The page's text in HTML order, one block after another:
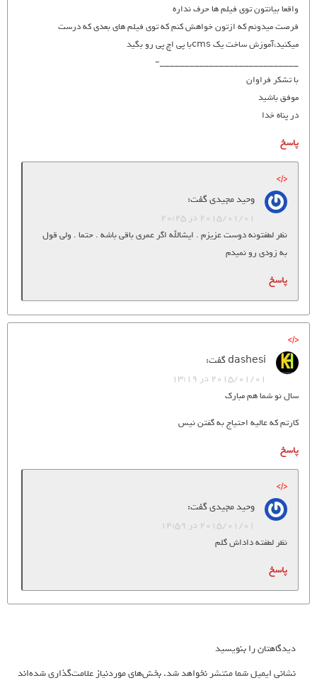
واقعا بیانتون توی فیلم ها حرف نداره
فرصت میدونم که ازتون خواهش کنم که توی فیلم های بعدی که درست
میکنید،‌آموزش ساخت یک cmsبا پی اچ پی رو بگید
____________________________–
با تشکر فراوان
موفق باشید
در پناه خدا
پاسخ
وحید مجیدیگفت:
2015/01/01 در 20:25
نظر لطفتونه دوست عزیزم . ایشالله اگر عمری باقی باشه . حتما . ولی قول
به زودی رو نمیدم
پاسخ
dashesiگفت:
2015/01/01 در 13:19
سال نو شما هم مبارک
کارتم که عالیه احتیاج به گفتن نیس
پاسخ
وحید مجیدیگفت:
2015/01/01 در 14:59
نظر لطفته داداش گلم
پاسخ
دیدگاهتان را بنویسید
نشانی ایمیل شما منتشر نخواهد شد.بخش‌های موردنیاز علامت‌گذاری شده‌اند